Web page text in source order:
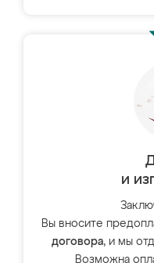
и
Вы вносите
договора, и мы
Возможна